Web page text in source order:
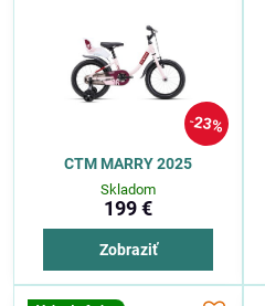
23%
CTM MARRY 2025
Skladom
199 €
Zobraziť